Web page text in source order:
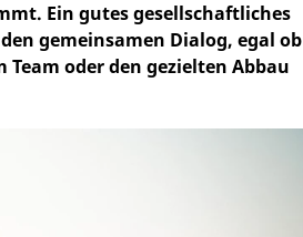
Ein gutes gesellschaftliches
gemeinsamen Dialog, egal ob
Team oder den gezielten Abbau